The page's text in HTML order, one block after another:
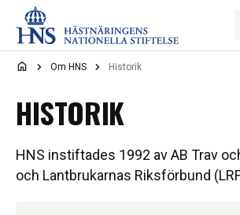
Hoppa till innehåll
Om HNS Historik
HISTORIK
HNS instiftades 1992 av AB Trav
och Lantbrukarnas Riksförbund